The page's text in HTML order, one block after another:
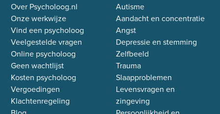
Over Psycholoog.nl
Onze werkwijze
Vind een psycholoog
Veelgestelde vragen
Online psycholoog
Geen wachtlijst
Kosten psycholoog
Vergoedingen
Klachtenregeling
Autisme
Aandacht en concentratie
Angst
Depressie en stemming
Zelfbeeld
Trauma
Slaapproblemen
Levensvragen en
zingeving